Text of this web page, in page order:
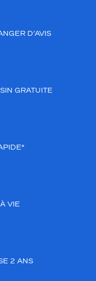
D’AVIS
GRATUITE
VIE
2 ANS